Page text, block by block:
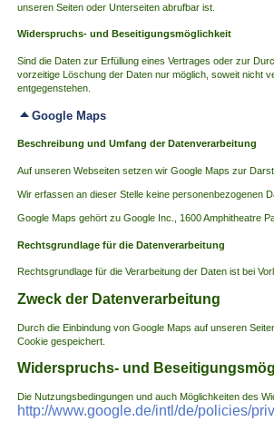
unseren Seiten oder Unterseiten abrufbar ist.
Widerspruchs- und Beseitigungsmöglichkeit
Sind die Daten zur Erfüllung eines Vertrages oder zur
vorzeitige Löschung der Daten nur möglich, soweit nicht
entgegenstehen.
Google Maps
Beschreibung und Umfang der Datenverarbeitung
Auf unseren Webseiten setzen wir Google Maps zur
Wir erfassen an dieser Stelle keine personenbezogenen
Google Maps gehört zu Google Inc., 1600 Amphitheatre
Rechtsgrundlage für die Datenverarbeitung
Rechtsgrundlage für die Verarbeitung der Daten ist bei
Zweck der Datenverarbeitung
Durch die Einbindung von Google Maps auf unseren
Cookie gespeichert.
Widerspruchs- und
Die Nutzungsbedingungen und auch Möglichkeiten des
http://www.google.de/intl/de/policies/